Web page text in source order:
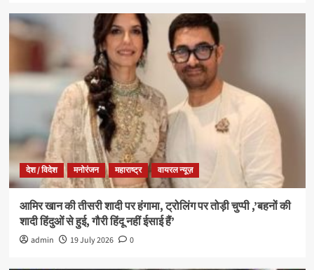
देश / विदेश मनोरंजन महाराष्ट्र वायरल न्यूज़
आमिर खान की तीसरी शादी पर हंगामा, ट्रोलिंग पर तोड़ी चुप्पी ,’बहनों की
शादी हिंदुओं से हुई, गौरी हिंदू नहीं ईसाई हैं’
admin 19 July 2026 0